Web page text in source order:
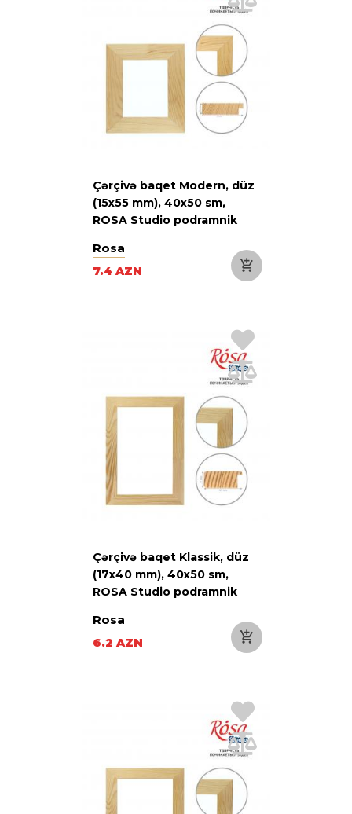
Çərçivə baqet Modern, düz
(15x55 mm), 40х50 sm,
ROSA Studio podramnik
Rosa
7.4 AZN
Çərçivə baqet Klassik, düz
(17х40 mm), 40х50 sm,
ROSA Studio podramnik
Rosa
6.2 AZN